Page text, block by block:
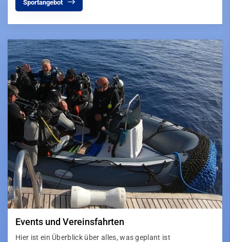
Sportangebot
Events und Vereinsfahrten
Hier ist ein Überblick über alles, was geplant ist